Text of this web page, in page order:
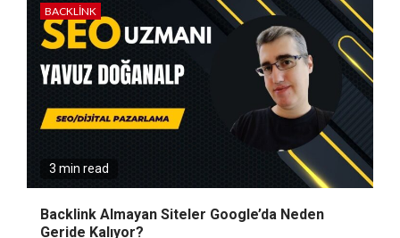
BACKLINK
3 min read
Backlink Almayan Siteler Google’da Neden
Geride Kalıyor?